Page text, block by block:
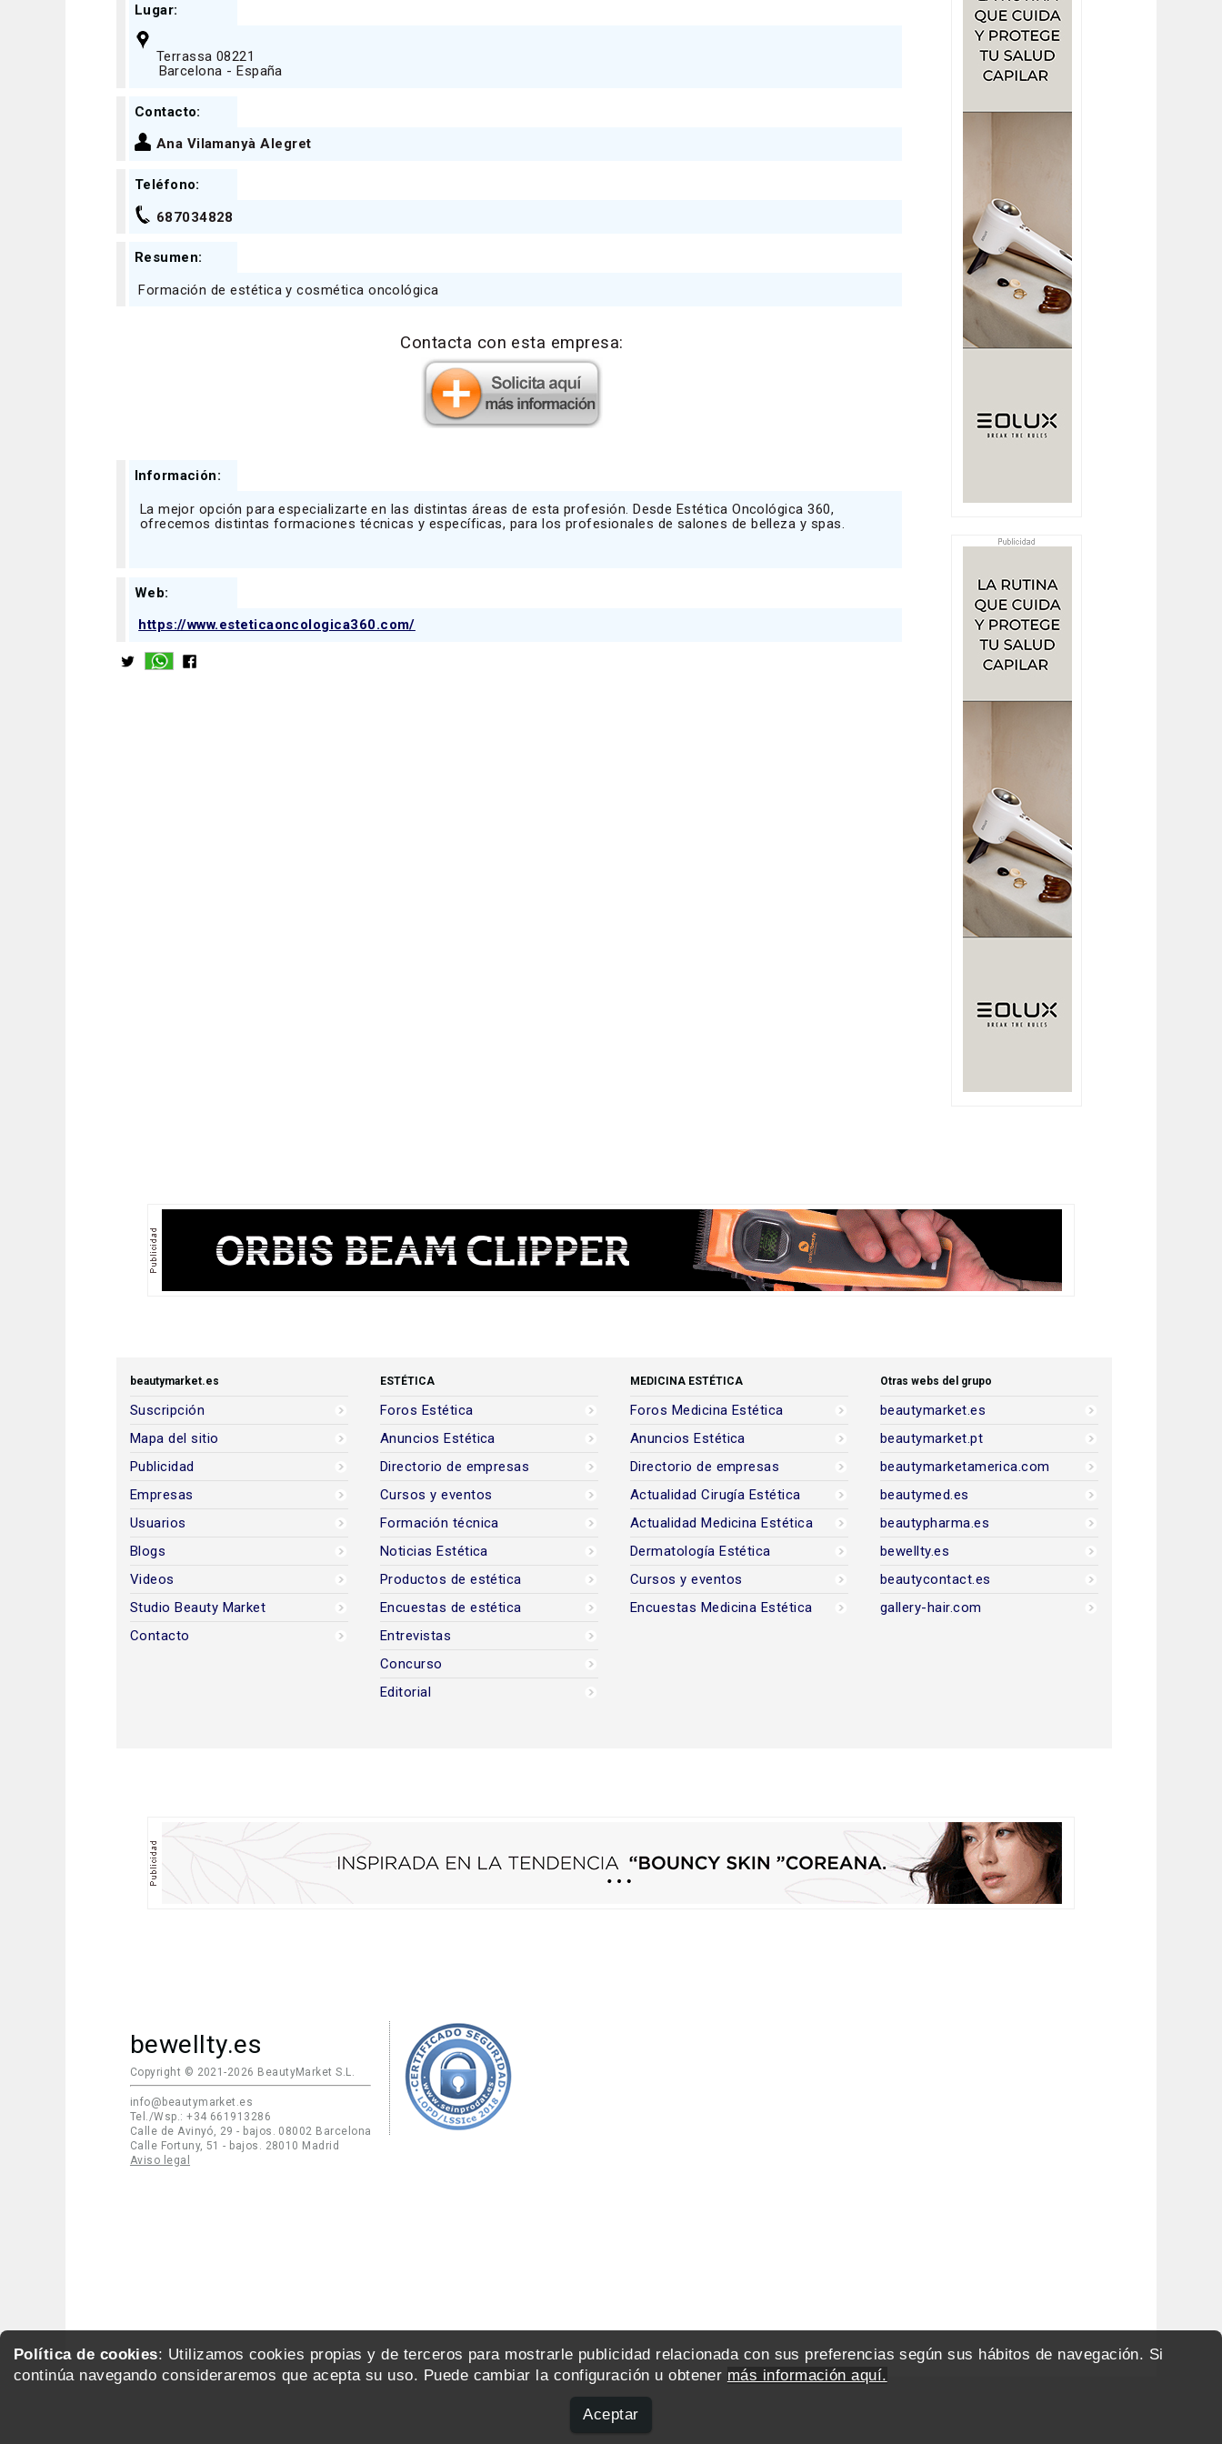
Política de cookies: Utilizamos cookies propias y de terceros para mostrarle publicidad relacionada con sus preferencias según sus hábitos de navegación. Si
continúa navegando consideraremos que acepta su uso. Puede cambiar la configuración u obtener más información aquí.
Aceptar
Lugar:
Terrassa 08221
Barcelona - España
Contacto:
Ana Vilamanyà Alegret
Teléfono:
687034828
Resumen:
Formación de estética y cosmética oncológica
Contacta con esta empresa:
Información:
La mejor opción para especializarte en las distintas áreas de esta profesión. Desde Estética Oncológica 360,
ofrecemos distintas formaciones técnicas y específicas, para los profesionales de salones de belleza y spas.
Web:
https://www.esteticaoncologica360.com/
beautymarket.es
Suscripción
Mapa del sitio
Publicidad
Empresas
Usuarios
Blogs
Videos
Studio Beauty Market
Contacto
ESTÉTICA
Foros Estética
Anuncios Estética
Directorio de empresas
Cursos y eventos
Formación técnica
Noticias Estética
Productos de estética
Encuestas de estética
Entrevistas
Concurso
Editorial
MEDICINA ESTÉTICA
Foros Medicina Estética
Anuncios Estética
Directorio de empresas
Actualidad Cirugía Estética
Actualidad Medicina Estética
Dermatología Estética
Cursos y eventos
Encuestas Medicina Estética
Otras webs del grupo
beautymarket.es
beautymarket.pt
beautymarketamerica.com
beautymed.es
beautypharma.es
bewellty.es
beautycontact.es
gallery-hair.com
bewellty.es
Copyright © 2021-2026 BeautyMarket S.L.
info@beautymarket.es
Tel./Wsp.: +34 661913286
Calle de Avinyó, 29 - bajos. 08002 Barcelona
Calle Fortuny, 51 - bajos. 28010 Madrid
Aviso legal